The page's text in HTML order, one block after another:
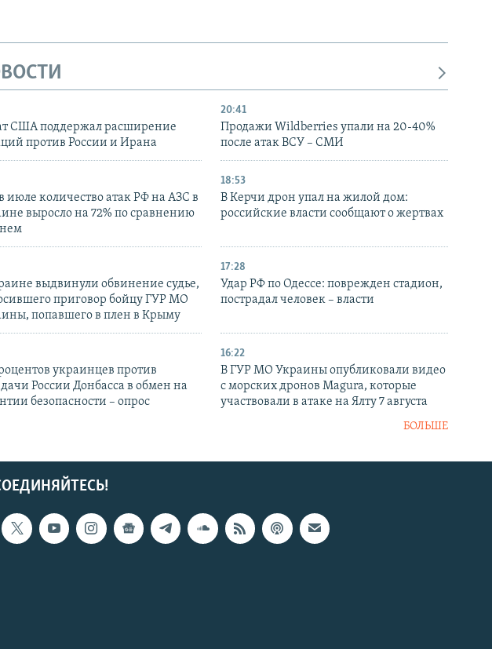
США поддержал расширение
против России и Ирана
20:41
Продажи Wildberries упали на 20-40%
после атак ВСУ – СМИ
июле количество атак РФ на АЗС в
выросло на 72% по сравнению
18:53
В Керчи дрон упал на жилой дом:
российские власти сообщают о жертвах
выдвинули обвинение судье,
приговор бойцу ГУР МО
попавшего в плен в Крыму
17:28
Удар РФ по Одессе: поврежден стадион,
пострадал человек – власти
украинцев против
России Донбасса в обмен на
безопасности – опрос
16:22
В ГУР МО Украины опубликовали видео
с морских дронов Magura, которые
участвовали в атаке на Ялту 7 августа
БОЛЬШЕ